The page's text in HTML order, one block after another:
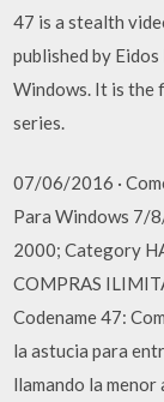
47 is a stealth
published by
Windows. It is the
series.
07/06/2016 ·
Para Windows 7/
2000; Category
COMPRAS
Codename 47:
la astucia para
llamando la